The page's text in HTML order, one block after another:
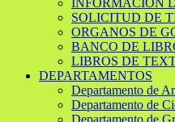
INFORMACIÓN
SOLICITUD DE
ORGANOS DE
BANCO DE
LIBROS DE
DEPARTAMENTOS
Departamento de
Departamento de
Departamento de